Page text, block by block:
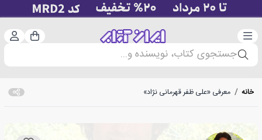
دسته‌بندی سبد
جستجوی کتاب، نویسنده و...
خانه / معرفی «علی ظفر قهرمانی نژاد»